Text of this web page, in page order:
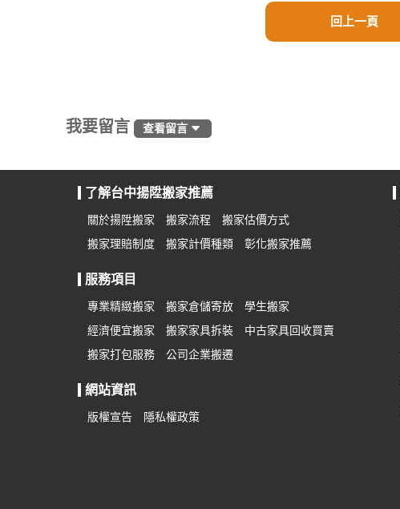
回上一頁
我要留言 查看留言
了解台中揚陞搬家推薦
關於揚陞搬家 搬家流程
搬家估價方式
搬家理賠制度
搬家計價種類 彰化搬家推薦
服務項目
專業精緻搬家 搬家倉儲寄放
學生搬家
經濟便宜搬家
搬家家具拆裝
中古家具回收買賣
搬家打包服務
公司企業搬遷
網站資訊
版權宣告 隱私權政策